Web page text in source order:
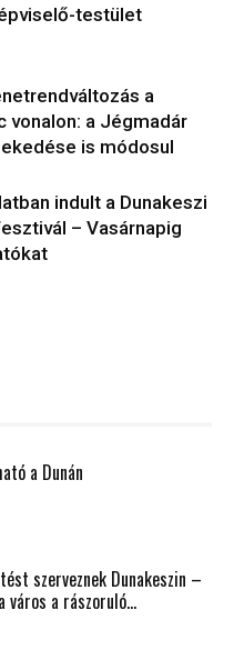
testület
a
vonalon: a Jégmadár
is módosul
indult a Dunakeszi
– Vasárnapig
a Dunán
szerveznek Dunakeszin –
város a rászoruló...